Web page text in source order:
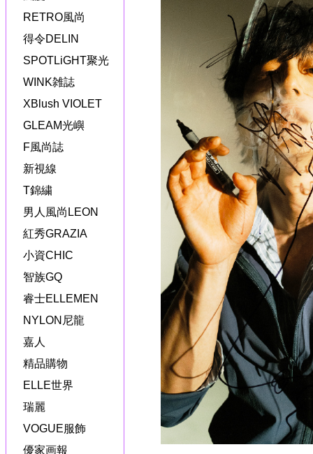
RETRO風尚
得令DELIN
SPOTLiGHT聚光
WINK雑誌
XBlush VIOLET
GLEAM光嶼
F風尚誌
新視線
T錦繍
男人風尚LEON
紅秀GRAZIA
小資CHIC
智族GQ
睿士ELLEMEN
NYLON尼龍
嘉人
精品購物
ELLE世界
瑞麗
VOGUE服飾
優家画報